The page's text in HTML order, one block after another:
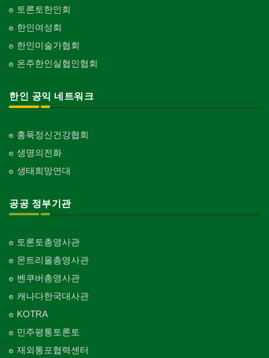
토론토한인회
한인여성회
한인미술가협회
온주한인실협인협회
한인 공익 네트워크
홍푹정신건강협회
생명의전화
생태희망연대
공공 정부기관
토론토총영사관
몬트리올총영사관
벤쿠버총영사관
캐나다한국대사관
KOTRA
민주평통토론토
재외통포협력센터